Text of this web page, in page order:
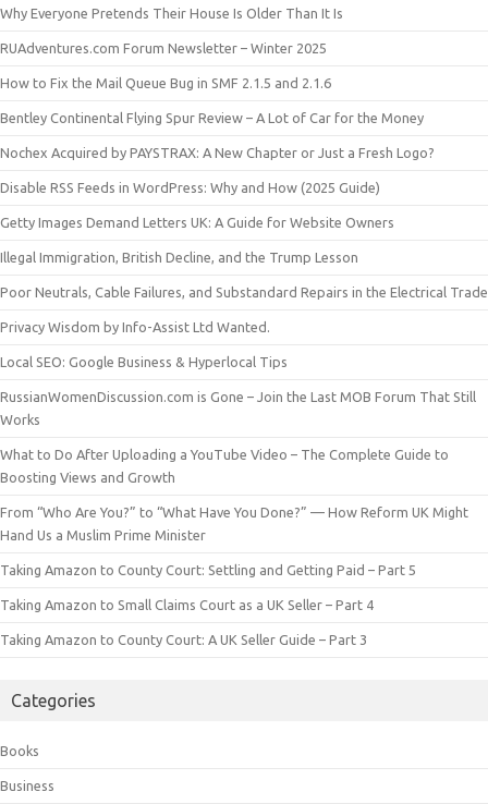
Why Everyone Pretends Their House Is Older Than It Is
RUAdventures.com Forum Newsletter – Winter 2025
How to Fix the Mail Queue Bug in SMF 2.1.5 and 2.1.6
Bentley Continental Flying Spur Review – A Lot of Car for the Money
Nochex Acquired by PAYSTRAX: A New Chapter or Just a Fresh Logo?
Disable RSS Feeds in WordPress: Why and How (2025 Guide)
Getty Images Demand Letters UK: A Guide for Website Owners
Illegal Immigration, British Decline, and the Trump Lesson
Poor Neutrals, Cable Failures, and Substandard Repairs in the Electrical Trade
Privacy Wisdom by Info-Assist Ltd Wanted.
Local SEO: Google Business & Hyperlocal Tips
RussianWomenDiscussion.com is Gone – Join the Last MOB Forum That Still
Works
What to Do After Uploading a YouTube Video – The Complete Guide to
Boosting Views and Growth
From “Who Are You?” to “What Have You Done?” — How Reform UK Might
Hand Us a Muslim Prime Minister
Taking Amazon to County Court: Settling and Getting Paid – Part 5
Taking Amazon to Small Claims Court as a UK Seller – Part 4
Taking Amazon to County Court: A UK Seller Guide – Part 3
Categories
Books
Business